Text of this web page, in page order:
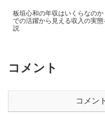
板垣心和の年収はいくらなの
での活躍から見える収入の実
説
コメント
コメン